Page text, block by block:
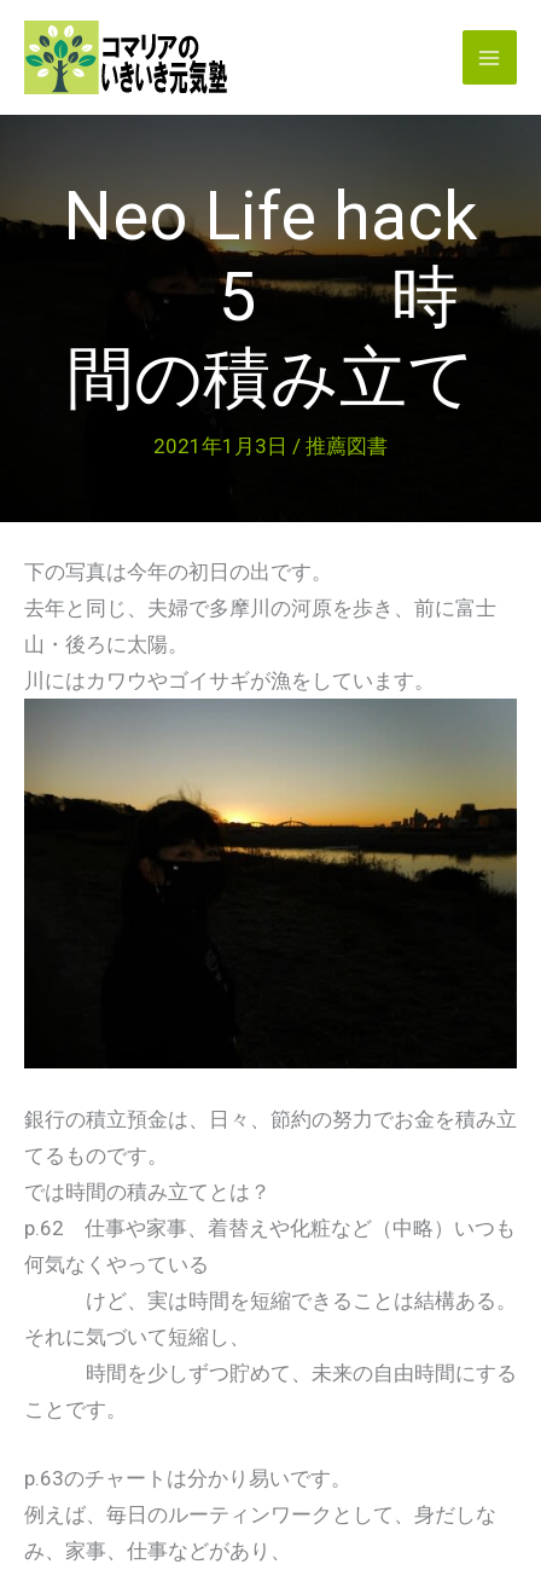
Neo Life hack
5 時
間の積み立て
2021年1月3日 / 推薦図書
下の写真は今年の初日の出です。
去年と同じ、夫婦で多摩川の河原を歩き、前に富士
山・後ろに太陽。
川にはカワウやゴイサギが漁をしています。
銀行の積立預金は、日々、節約の努力でお金を積み立
てるものです。
では時間の積み立てとは？
p.62 仕事や家事、着替えや化粧など（中略）いつも
何気なくやっている
けど、実は時間を短縮できることは結構ある。
それに気づいて短縮し、
時間を少しずつ貯めて、未来の自由時間にする
ことです。
p.63のチャートは分かり易いです。
例えば、毎日のルーティンワークとして、身だしな
み、家事、仕事などがあり、